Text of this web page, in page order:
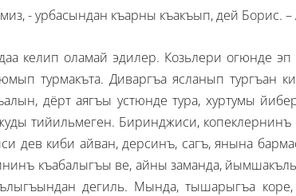
- урбасындан къарны къакъып, дей Борис.
келип оламай эдилер. Козьлери огюнде
турмакъта. Диваргъа ясланып тургъан
дёрт аягъы устюнде тура, хуртумы
тийильмеген. Биринджиси, копеклернинъ
дев киби айван, дерсинъ, сагъ, янына
къабалыгъы ве, айны заманда,
дегиль. Мында, тышарыгъа